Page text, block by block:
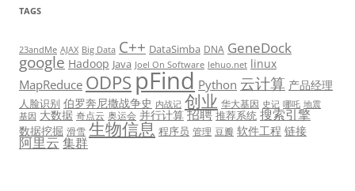
TAGS
23andMe AJAX Big Data C++ DataSimba DNA GeneDock
google Hadoop Java Joel On Software lehuo.net linux
MapReduce ODPSpFind Python 云计算 产品经理
人脸识别 伯罗奔尼撒战争史 内战记 创业 华大基因 史记 哪吒 地震
基因 大数据 奇点云 奥运会 并行计算 招聘 推荐系统 搜索引擎
数据挖掘 滑雪 生物信息 程序员 管理 豆瓣 软件工程 链接
阿里云集群